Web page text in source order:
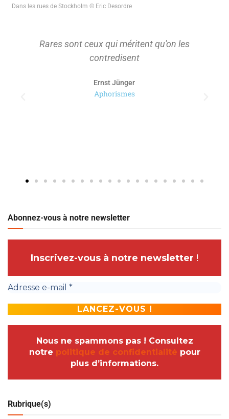
Dans les rues de Stockholm © Eric Desordre
Rares sont ceux qui méritent qu'on les
contredisent
Ernst Jünger
Aphorismes
Abonnez-vous à notre newsletter
Inscrivez-vous à notre newsletter !
Nous ne spammons pas ! Consultez
notre politique de confidentialité pour
plus d’informations.
Rubrique(s)